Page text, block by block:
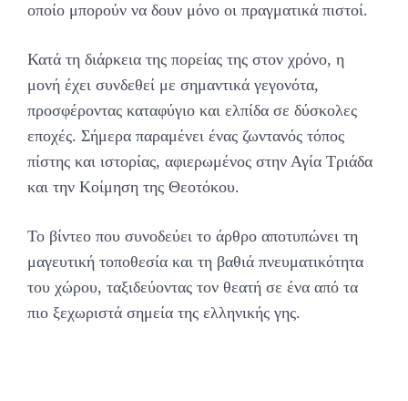
οποίο μπορούν να δουν μόνο οι πραγματικά πιστοί.
Κατά τη διάρκεια της πορείας της στον χρόνο, η
μονή έχει συνδεθεί με σημαντικά γεγονότα,
προσφέροντας καταφύγιο και ελπίδα σε δύσκολες
εποχές. Σήμερα παραμένει ένας ζωντανός τόπος
πίστης και ιστορίας, αφιερωμένος στην Αγία Τριάδα
και την Κοίμηση της Θεοτόκου.
Το βίντεο που συνοδεύει το άρθρο αποτυπώνει τη
μαγευτική τοποθεσία και τη βαθιά πνευματικότητα
του χώρου, ταξιδεύοντας τον θεατή σε ένα από τα
πιο ξεχωριστά σημεία της ελληνικής γης.